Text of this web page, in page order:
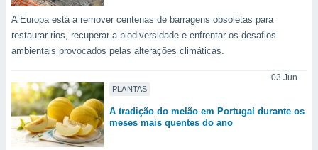
ou
o
um perfil
lhe
e
com
A Europa está a remover centenas de barragens obsoletas para
restaurar rios, recuperar a biodiversidade e enfrentar os desafios
ambientais provocados pelas alterações climáticas.
PLANTAS
03 Jun.
A tradição do melão em Portugal durante os
meses mais quentes do ano